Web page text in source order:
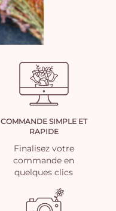
COMMANDE SIMPLE ET
RAPIDE
Finalisez votre
commande en
quelques clics